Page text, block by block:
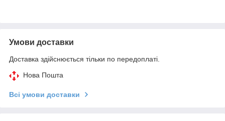
Умови доставки
Доставка здійснюється тільки по передоплаті.
Нова Пошта
Всі умови доставки